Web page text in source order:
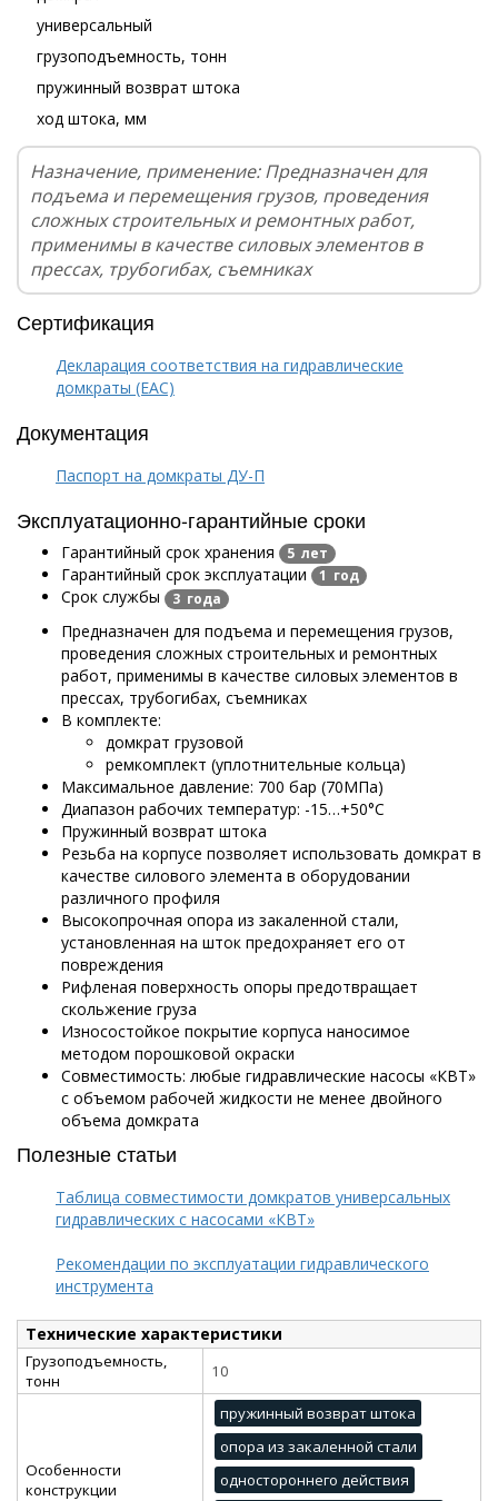
универсальный
грузоподъемность, тонн
пружинный возврат штока
ход штока, мм
Назначение, применение: Предназначен для
подъема и перемещения грузов, проведения
сложных строительных и ремонтных работ,
применимы в качестве силовых элементов в
прессах, трубогибах, съемниках
Сертификация
Декларация соответствия на гидравлические
домкраты (EAC)
Документация
Паспорт на домкраты ДУ-П
Эксплуатационно-гарантийные сроки
Гарантийный срок хранения 5 лет
Гарантийный срок эксплуатации 1 год
Срок службы 3 года
Предназначен для подъема и перемещения грузов,
проведения сложных строительных и ремонтных
работ, применимы в качестве силовых элементов в
прессах, трубогибах, съемниках
В комплекте:
домкрат грузовой
ремкомплект (уплотнительные кольца)
Максимальное давление: 700 бар (70МПа)
Диапазон рабочих температур: -15…+50°С
Пружинный возврат штока
Резьба на корпусе позволяет использовать домкрат в
качестве силового элемента в оборудовании
различного профиля
Высокопрочная опора из закаленной стали,
установленная на шток предохраняет его от
повреждения
Рифленая поверхность опоры предотвращает
скольжение груза
Износостойкое покрытие корпуса наносимое
методом порошковой окраски
Совместимость: любые гидравлические насосы «КВТ»
с объемом рабочей жидкости не менее двойного
объема домкрата
Полезные статьи
Таблица совместимости домкратов универсальных
гидравлических с насосами «КВТ»
Рекомендации по эксплуатации гидравлического
инструмента
Технические характеристики
Грузоподъемность,
тонн
10
Особенности
конструкции
пружинный возврат штока
опора из закаленной стали
одностороннего действия